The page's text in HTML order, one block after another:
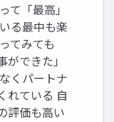
て「最高」
る最中も楽
てみても
ができた」
くパートナ
れている 自
評価も高い